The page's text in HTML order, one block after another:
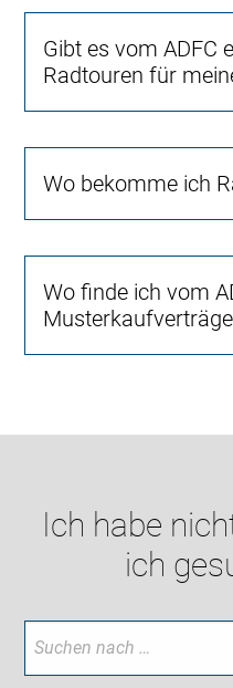
Gibt es vom ADFC
Radtouren für
Wo bekomme ich
Wo finde ich vom
Ich habe
ich